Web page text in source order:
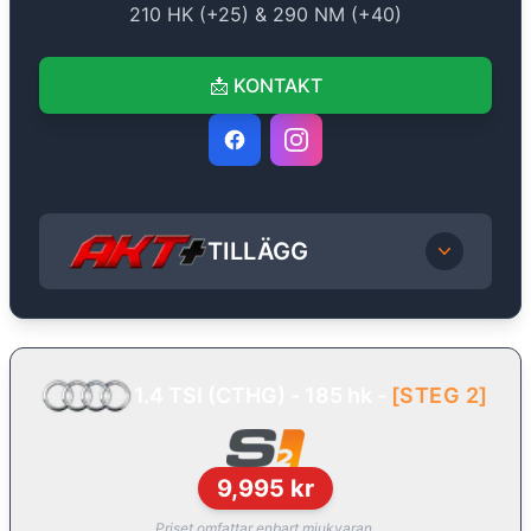
210 HK (+25) & 290 NM (+40)
📩 KONTAKT
TILLÄGG
[STEG 2]
9,995 kr